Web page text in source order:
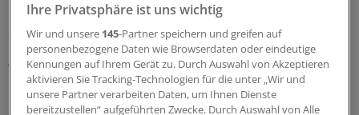
Hessen drückt auf die Tube, Niedersachsen schaut aus
der ersten Reihe zu und Berlin wartet auf Brandenburg:
Beim Hauptstadtkongress wurden unterschiedliche
Transformationspfade in eine neue
Krankenhausstruktur debattiert.
Ihre Privatsphäre ist uns wichtig
Wir und unsere 145-Partner speichern und greifen auf
personenbezogene Daten wie Browserdaten oder eindeutige
Kennungen auf Ihrem Gerät zu. Durch Auswahl von Akzeptieren
aktivieren Sie Tracking-Technologien für die unter „Wir und
unsere Partner verarbeiten Daten, um Ihnen Dienste
bereitzustellen“ aufgeführten Zwecke. Durch Auswahl von Alle